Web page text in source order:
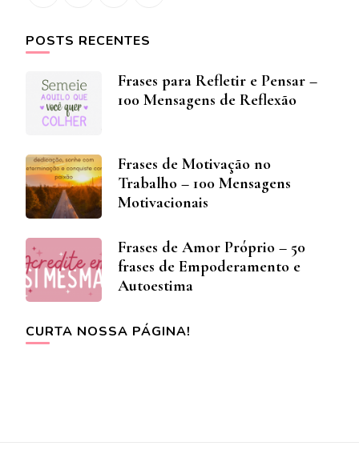
POSTS RECENTES
Frases para Refletir e Pensar –
100 Mensagens de Reflexão
Frases de Motivação no
Trabalho – 100 Mensagens
Motivacionais
Frases de Amor Próprio – 50
frases de Empoderamento e
Autoestima
CURTA NOSSA PÁGINA!